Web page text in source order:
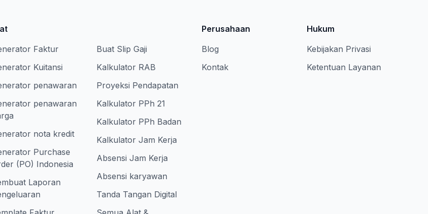
Faktur
Kuitansi
penawaran
penawaran
nota kredit
Purchase
(PO) Indonesia
Laporan
Buat Slip Gaji
Kalkulator RAB
Proyeksi Pendapatan
Kalkulator PPh 21
Kalkulator PPh Badan
Kalkulator Jam Kerja
Absensi Jam Kerja
Absensi karyawan
Tanda Tangan Digital
Perusahaan
Blog
Kontak
Hukum
Kebijakan Privasi
Ketentuan Layanan